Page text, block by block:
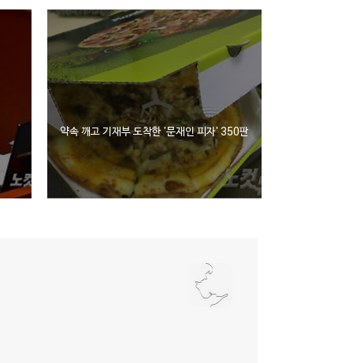
약속 깨고 기재부 도착한 '문재인 피자' 350판